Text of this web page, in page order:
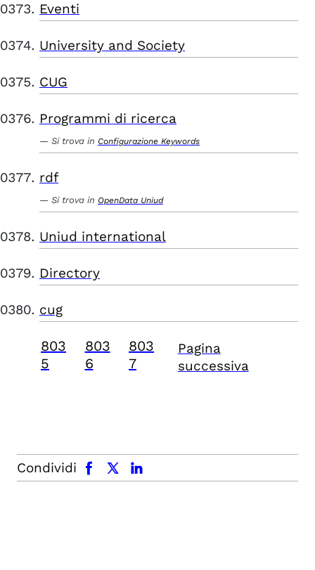
Eventi
University and Society
CUG
Programmi di ricerca
Si trova in Configurazione Keywords
rdf
Si trova in OpenData Uniud
Uniud international
Directory
cug
803
5
803
6
803
7
Pagina
successiva
Condividi
facebook x.com linkedin